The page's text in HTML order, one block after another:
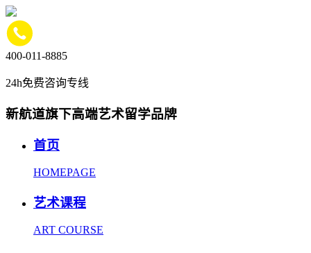
400-011-8885
24h免费咨询专线
新航道旗下高端艺术留学品牌
首页
HOMEPAGE
艺术课程
ART COURSE